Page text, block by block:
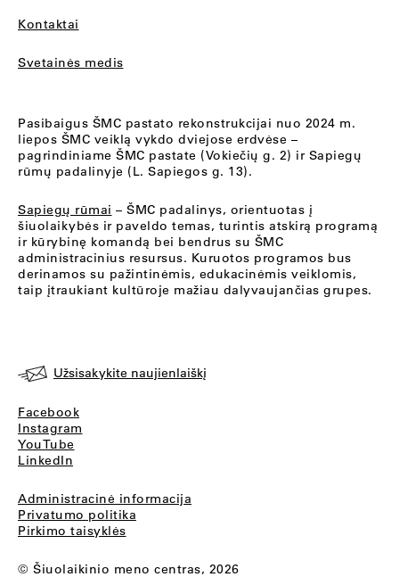
Kontaktai
Svetainės medis
Pasibaigus ŠMC pastato rekonstrukcijai nuo 2024 m.
liepos ŠMC veiklą vykdo dviejose erdvėse –
pagrindiniame ŠMC pastate (Vokiečių g. 2) ir Sapiegų
rūmų padalinyje (L. Sapiegos g. 13).
Sapiegų rūmai – ŠMC padalinys, orientuotas į
šiuolaikybės ir paveldo temas, turintis atskirą programą
ir kūrybinę komandą bei bendrus su ŠMC
administracinius resursus. Kuruotos programos bus
derinamos su pažintinėmis, edukacinėmis veiklomis,
taip įtraukiant kultūroje mažiau dalyvaujančias grupes.
Užsisakykite naujienlaiškį
Facebook
Instagram
YouTube
LinkedIn
Administracinė informacija
Privatumo politika
Pirkimo taisyklės
© Šiuolaikinio meno centras, 2026